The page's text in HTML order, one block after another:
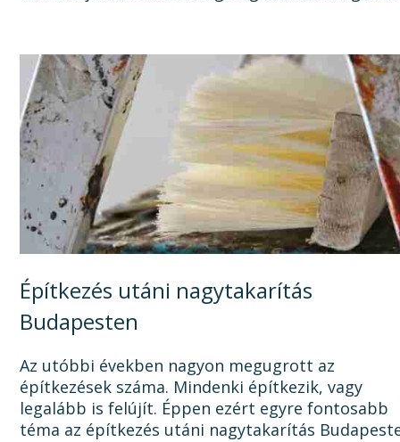
Építkezés utáni nagytakarítás
Budapesten
Az utóbbi években nagyon megugrott az
építkezések száma. Mindenki építkezik, vagy
legalább is felújít. Éppen ezért egyre fontosabb
téma az építkezés utáni nagytakarítás